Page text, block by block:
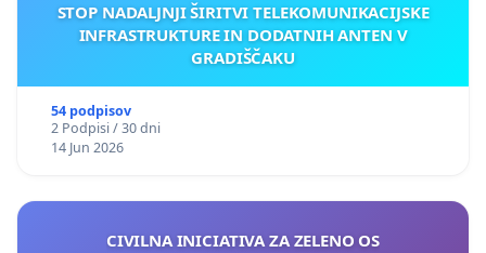
STOP NADALJNJI ŠIRITVI TELEKOMUNIKACIJSKE
INFRASTRUKTURE IN DODATNIH ANTEN V
GRADIŠČAKU
54 podpisov
2 Podpisi / 30 dni
14 Jun 2026
CIVILNA INICIATIVA ZA ZELENO OS